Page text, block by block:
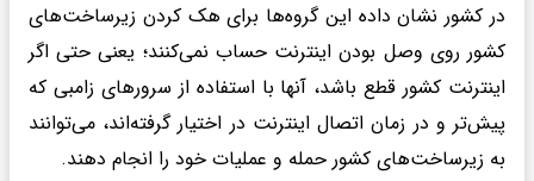
در کشور نشان داده این گروه‌ها برای هک کردن زیرساخت‌های
کشور روی وصل بودن اینترنت حساب نمی‌کنند؛ یعنی حتی اگر
اینترنت کشور قطع باشد، آنها با استفاده از سرورهای زامبی که
پیش‌تر و در زمان اتصال اینترنت در اختیار گرفته‌اند، می‌توانند
به زیرساخت‌های کشور حمله و عملیات خود را انجام دهند.